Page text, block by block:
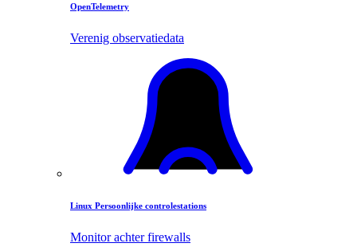
OpenTelemetry
Verenig observatiedata
Linux Persoonlijke controlestations
Monitor achter firewalls